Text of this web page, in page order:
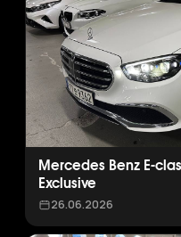
Mercedes Benz E-
Exclusive
26.06.2026